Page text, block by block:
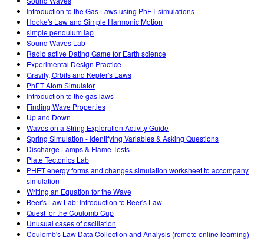
Introduction to the Gas Laws using PhET simulations
Hooke's Law and Simple Harmonic Motion
simple pendulum lap
Sound Waves Lab
Radio active Dating Game for Earth science
Experimental Design Practice
Gravity, Orbits and Kepler's Laws
PhET Atom Simulator
Introduction to the gas laws
Finding Wave Properties
Up and Down
Waves on a String Exploration Activity Guide
Spring Simulation - Identifying Variables & Asking Questions
Discharge Lamps & Flame Tests
Plate Tectonics Lab
PHET energy forms and changes simulation worksheet to accompany
simulation
Writing an Equation for the Wave
Beer's Law Lab: Introduction to Beer's Law
Quest for the Coulomb Cup
Unusual cases of oscillation
Coulomb's Law Data Collection and Analysis (remote online learning)